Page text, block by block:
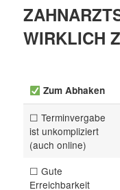
WIRKLICH
Zum Abhaken
☐ Terminvergabe
ist unkompliziert
(auch online)
☐ Gute
Erreichbarkeit